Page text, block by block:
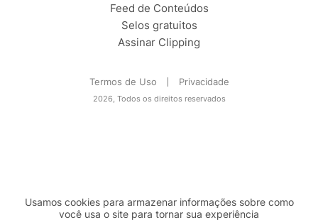
Feed de Conteúdos
Selos gratuitos
Assinar Clipping
Termos de Uso Privacidade
2026, Todos os direitos reservados
Usamos cookies para armazenar informações sobre como
você usa o site para tornar sua experiência